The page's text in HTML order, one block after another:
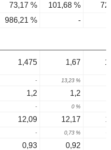
73,17 % 101,68 %
986,21 % -
1,475 1,67
- 13,23 %
1,2 1,2
- 0 %
12,09 12,17
- 0,73 % -
0,93 0,92